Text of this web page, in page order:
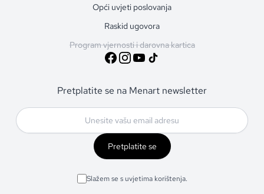
Opći uvjeti poslovanja
Raskid ugovora
Program vjernosti i darovna kartica
Pretplatite se na Menart newsletter
Pretplatite se
Slažem se s uvjetima korištenja.